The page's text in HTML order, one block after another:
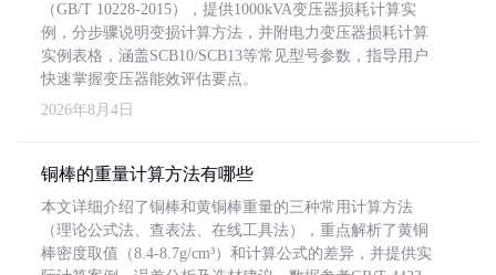
（GB/T 10228-2015），提供1000kVA变压器损耗计算实
例，分步骤说明变损计算方法，并附电力变压器损耗计算
实例表格，涵盖SCB10/SCB13等常见型号参数，指导用户
快速掌握变压器能效评估要点。
2026年8月4日
铜棒的重量计算方法有哪些
本文详细介绍了铜棒和黄铜棒重量的三种常用计算方法
（理论公式法、查表法、在线工具法），重点解析了黄铜
棒密度取值（8.4-8.7g/cm³）和计算公式的差异，并提供实